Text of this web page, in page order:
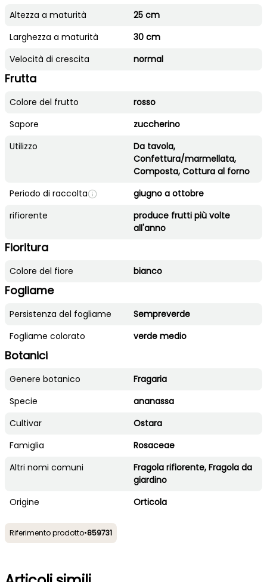
Altezza a maturità
25 cm
Larghezza a maturità
30 cm
Velocità di crescita
normal
Frutta
Colore del frutto
rosso
Sapore
zuccherino
Utilizzo
Da tavola,
Confettura/marmellata,
Composta, Cottura al forno
Periodo di raccolta
giugno a ottobre
rifiorente
produce frutti più volte
all'anno
Fioritura
Colore del fiore bianco
Fogliame
Persistenza del fogliame
Sempreverde
Fogliame colorato
verde medio
Botanici
Genere botanico
Fragaria
Specie
ananassa
Cultivar
Ostara
Famiglia
Rosaceae
Altri nomi comuni
Fragola rifiorente, Fragola da
giardino
Origine
Orticola
Riferimento prodotto•859731